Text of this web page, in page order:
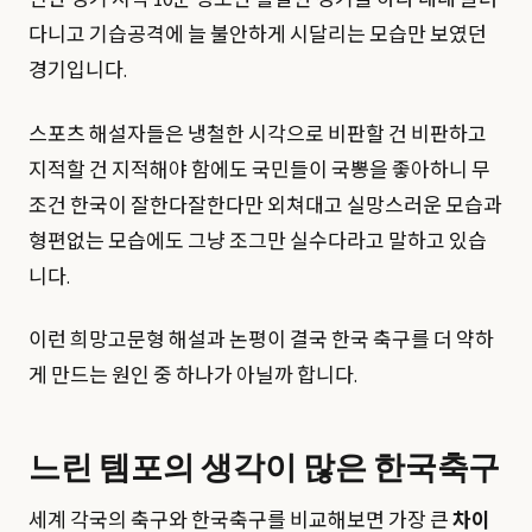
다니고 기습공격에 늘 불안하게 시달리는 모습만 보였던
경기입니다.
스포츠 해설자들은 냉철한 시각으로 비판할 건 비판하고
지적할 건 지적해야 함에도 국민들이 국뽕을 좋아하니 무
조건 한국이 잘한다잘한다만 외쳐대고 실망스러운 모습과
형편없는 모습에도 그냥 조그만 실수다라고 말하고 있습
니다.
이런 희망고문형 해설과 논평이 결국 한국 축구를 더 약하
게 만드는 원인 중 하나가 아닐까 합니다.
느린 템포의 생각이 많은 한국축구
세계 각국의 축구와 한국축구를 비교해보면 가장 큰차이